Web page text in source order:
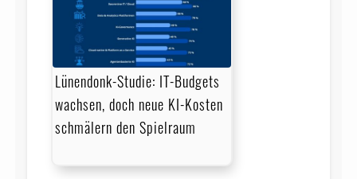
Lünendonk-Studie: IT-Budgets
wachsen, doch neue KI-Kosten
schmälern den Spielraum